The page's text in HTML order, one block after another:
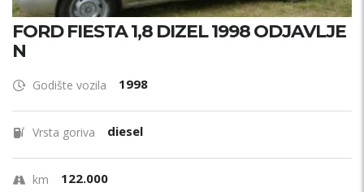
FORD FIESTA 1,8 DIZEL 1998 ODJAVLJE
N
Godište vozila 1998
Vrsta goriva diesel
km 122.000